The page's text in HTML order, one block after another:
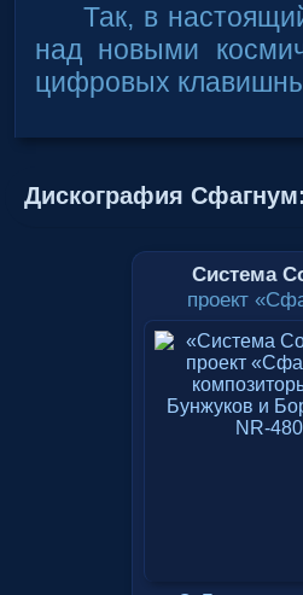
Так, в
над новыми
цифровых
Дискография Сфагнум:
Система
проект